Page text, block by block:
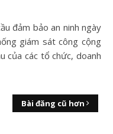
đảm bảo an ninh ngày
giám sát công cộng
của các tổ chức, doanh
Bài đăng cũ hơn